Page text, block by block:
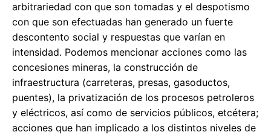
arbitrariedad con que son tomadas y el despotismo
con que son efectuadas han generado un fuerte
descontento social y respuestas que varían en
intensidad. Podemos mencionar acciones como las
concesiones mineras, la construcción de
infraestructura (carreteras, presas, gasoductos,
puentes), la privatización de los procesos petroleros
y eléctricos, así como de servicios públicos, etcétera;
acciones que han implicado a los distintos niveles de